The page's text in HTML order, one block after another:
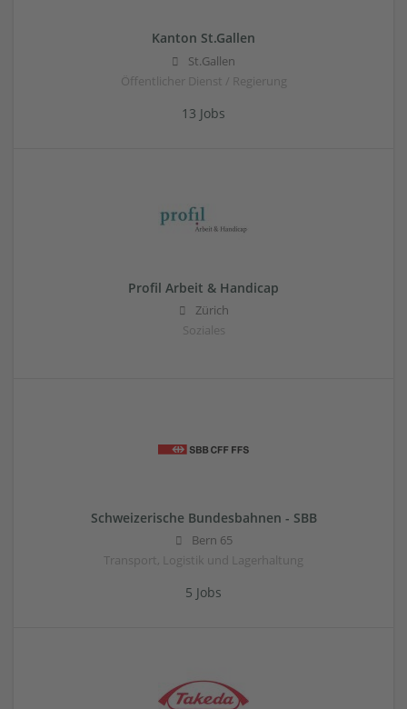
Kanton St.Gallen
St.Gallen
Öffentlicher Dienst / Regierung
13 Jobs
Profil Arbeit & Handicap
Zürich
Soziales
Schweizerische Bundesbahnen - SBB
Bern 65
Transport, Logistik und Lagerhaltung
5 Jobs